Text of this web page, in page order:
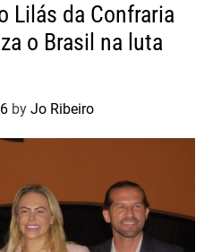
Lilás da Confraria
o Brasil na luta
by Jo Ribeiro